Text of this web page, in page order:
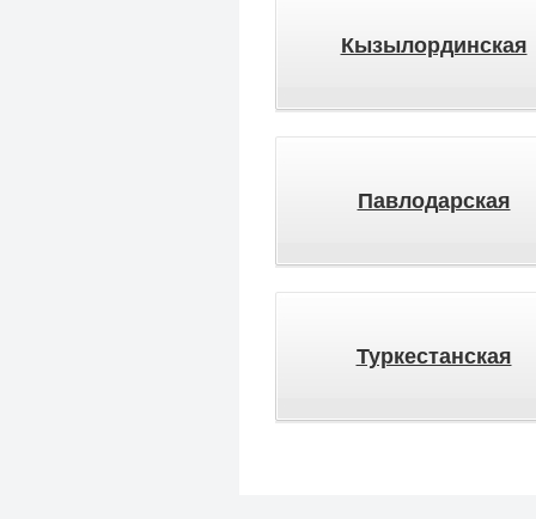
Кызылординская
Павлодарская
Туркестанская